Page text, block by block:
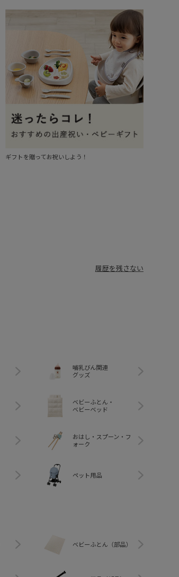
ギフトを贈ってお祝いしよう！
履歴を残さない
哺乳びん関連
グッズ
ベビーふとん・
ベビーベッド
おはし・スプーン・フ
ォーク
ペット用品
ベビーふとん（部品）